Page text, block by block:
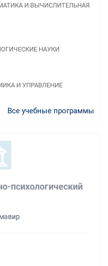
И ВЫЧИСЛИТЕЛЬНАЯ
НАУКИ
И УПРАВЛЕНИЕ
Все учебные программы
психологический